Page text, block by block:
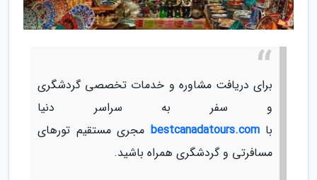
برای دریافت مشاوره و خدمات تخصصی گردشگری
و سفر به سراسر دنیا
باbestcanadatours.com مجری مستقیم تورهای
مسافرتی و گردشگری همراه باشید.